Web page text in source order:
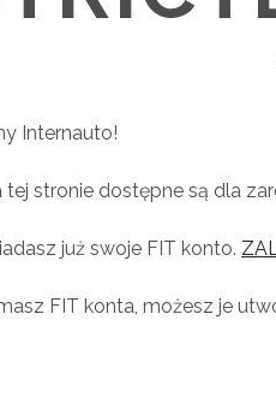
Internauto!
tej stronie dostępne są dla
już swoje FIT konto.
FIT konta, możesz je